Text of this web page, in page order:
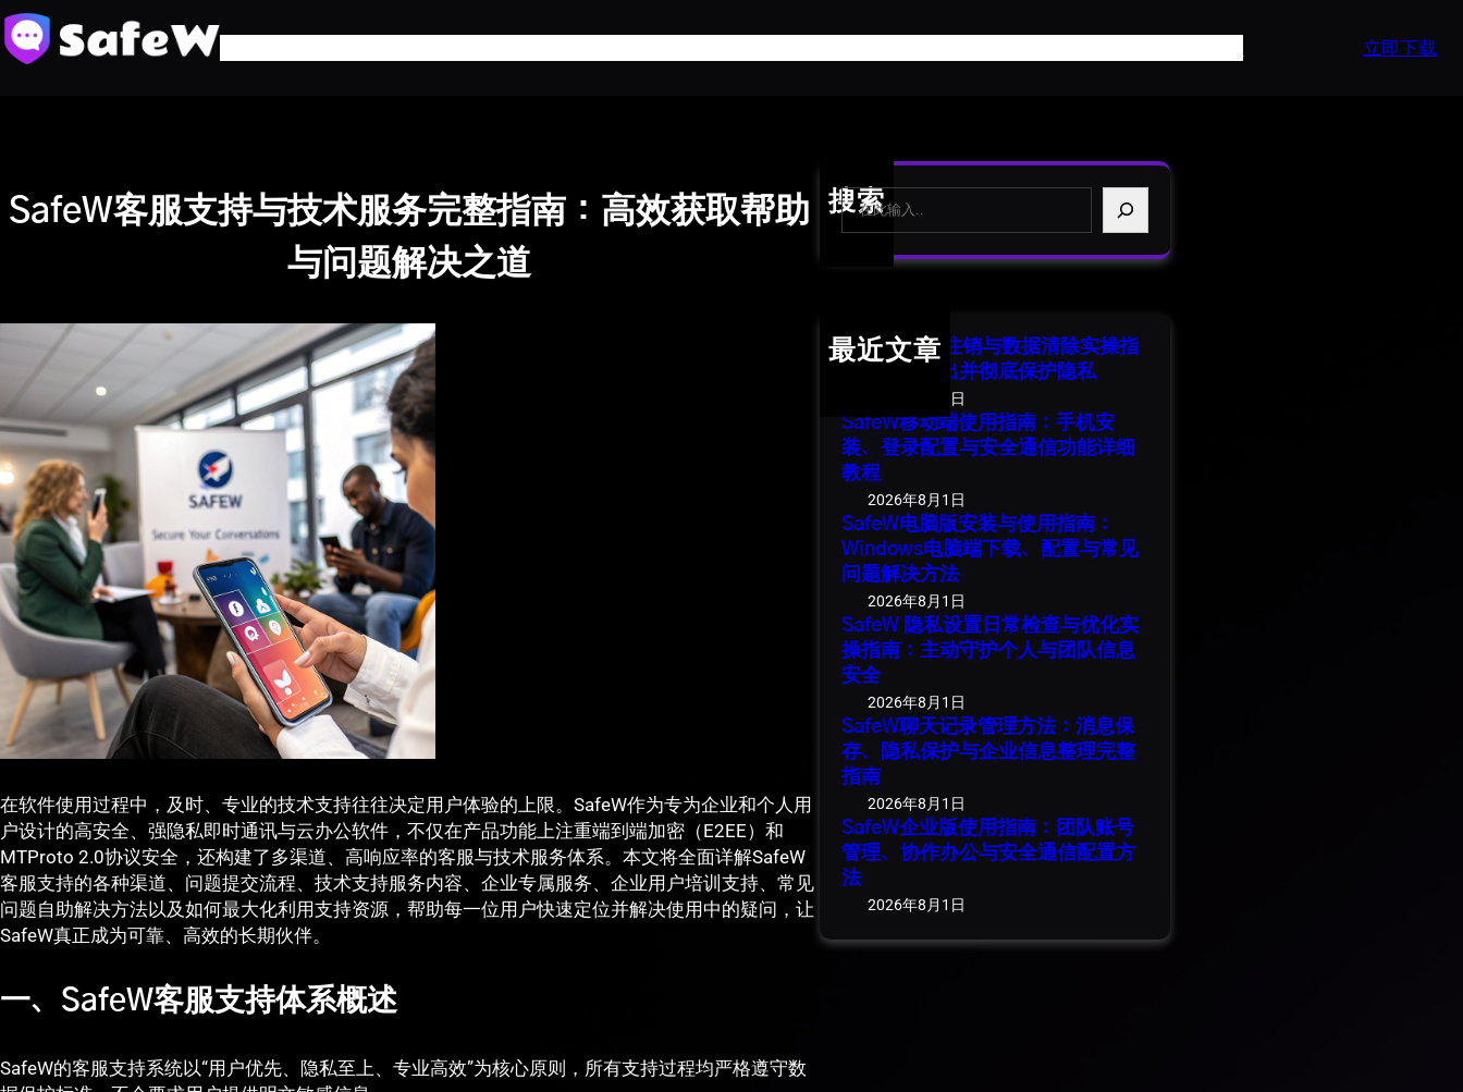
跳
至
内
立即下载
SafeW客服支持与技术服务完整指南：高效获取帮助
与问题解决之道
在软件使用过程中，及时、专业的技术支持往往决定用户体验的上限。SafeW作为专为企业和个人用
户设计的高安全、强隐私即时通讯与云办公软件，不仅在产品功能上注重端到端加密（E2EE）和
MTProto 2.0协议安全，还构建了多渠道、高响应率的客服与技术服务体系。本文将全面详解SafeW
客服支持的各种渠道、问题提交流程、技术支持服务内容、企业专属服务、企业用户培训支持、常见
问题自助解决方法以及如何最大化利用支持资源，帮助每一位用户快速定位并解决使用中的疑问，让
SafeW真正成为可靠、高效的长期伙伴。
一、SafeW客服支持体系概述
SafeW的客服支持系统以“用户优先、隐私至上、专业高效”为核心原则，所有支持过程均严格遵守数
搜索
S
最近文章
SafeW 账号注销与数据清除实操指
南：安全退出并彻底保护隐私
2026年8月1日
SafeW移动端使用指南：手机安
装、登录配置与安全通信功能详细
教程
2026年8月1日
SafeW电脑版安装与使用指南：
Windows电脑端下载、配置与常见
问题解决方法
2026年8月1日
SafeW 隐私设置日常检查与优化实
操指南：主动守护个人与团队信息
安全
2026年8月1日
SafeW聊天记录管理方法：消息保
存、隐私保护与企业信息整理完整
指南
2026年8月1日
SafeW企业版使用指南：团队账号
管理、协作办公与安全通信配置方
法
2026年8月1日